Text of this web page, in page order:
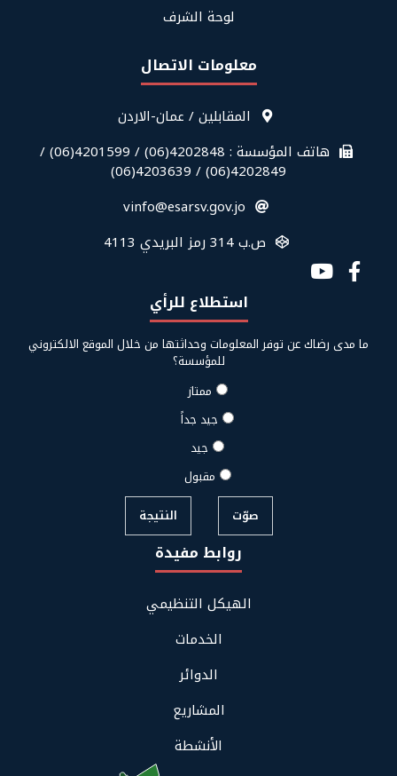
لوحة الشرف
معلومات الاتصال
الاتصال
المقابلين / عمان-الاردن
هاتف المؤسسة : 4202848(06) / 4201599(06) /
4202849(06) / 4203639(06)
vinfo@esarsv.gov.jo
ص.ب 314 رمز البريدي 4113
Social
Media استطلاع للرأي
ما مدى رضاك عن توفر المعلومات وحداثتها من خلال الموقع الالكتروني
للمؤسسة؟
ممتاز
جيد جداً
جيد
مقبول
صوّت
النتيجة
روابط مفيدة
الهيكل التنظيمي
الخدمات
الدوائر
المشاريع
الأنشطة